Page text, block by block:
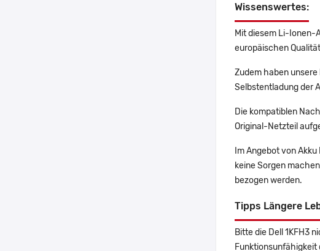
Wissenswertes:
Mit diesem Li-Ionen-
europäischen
Zudem haben
Selbstentladung der
Die kompatiblen
Original-Netzteil
Im Angebot von
keine Sorgen
bezogen werden.
Tipps Längere
Bitte die Dell 1KFH3
Funktionsunfähigkeit